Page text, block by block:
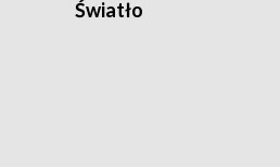
Światło